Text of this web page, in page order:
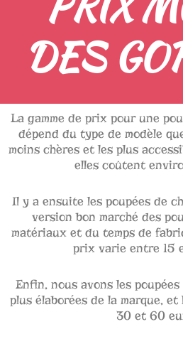
DES
La gamme de prix pour une
dépend du type de modèle
moins chères et les plus
elles coûtent
Il y a ensuite les poupées de
version bon marché des
matériaux et du temps de
prix varie entre 15
Enfin, nous avons les
plus élaborées de la marque,
30 et 60